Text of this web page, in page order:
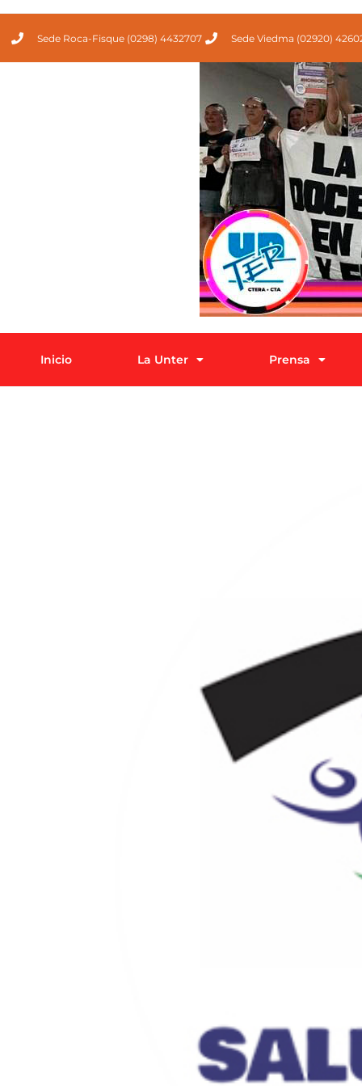
Sede Roca-Fisque (0298) 4432707 Sede Viedma (02920)
Inicio La Unter Prensa